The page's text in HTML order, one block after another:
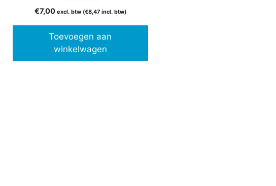
v
5
€7,00 excl. btw (€8,47incl. btw)
Toevoegen aan
winkelwagen